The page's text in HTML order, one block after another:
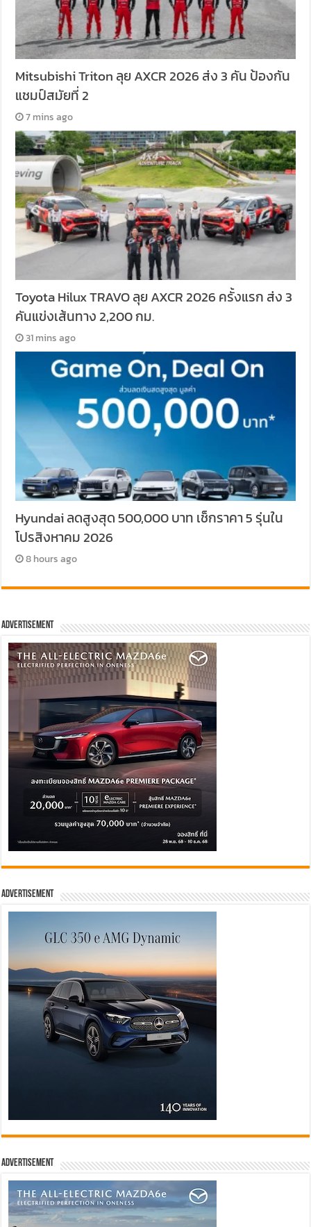
Mitsubishi Triton ลุย AXCR 2026 ส่ง 3 คัน ป้องกัน
แชมป์สมัยที่ 2
7 mins ago
Toyota Hilux TRAVO ลุย AXCR 2026 ครั้งแรก ส่ง 3
คันแข่งเส้นทาง 2,200 กม.
31 mins ago
Hyundai ลดสูงสุด 500,000 บาท เช็กราคา 5 รุ่นใน
โปรสิงหาคม 2026
8 hours ago
Advertisement
Advertisement
Advertisement